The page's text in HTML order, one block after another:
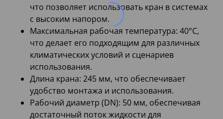
что позволяет использовать кран в системах
с высоким напором.
Максимальная рабочая температура: 40°C,
что делает его подходящим для различных
климатических условий и сценариев
использования.
Длина крана: 245 мм, что обеспечивает
удобство монтажа и использования.
Рабочий диаметр (DN): 50 мм, обеспечивая
достаточный поток жидкости для